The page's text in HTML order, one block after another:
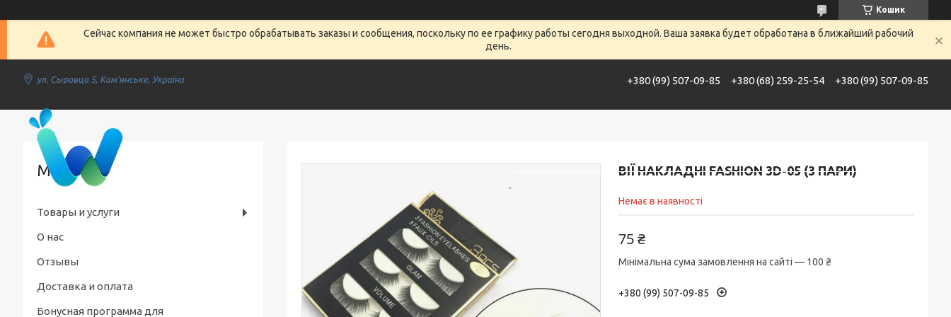
Кошик
Сейчас компания не может быстро обрабатывать заказы и сообщения, поскольку по ее графику работы сегодня выходной. Ваша заявка будет обработана в ближайший рабочий
день.
ул. Сыровца 5, Кам'янське, Україна +380 (99) 507-09-85 +380 (68) 259-25-54 +380 (99) 507-09-85
ВІЇ НАКЛАДНІ FASHION 3D-05 (3 ПАРИ)
Немає в наявності
75 ₴
Мінімальна сума замовлення на сайті — 100 ₴
+380 (99) 507-09-85
Товары и услуги
О нас
Отзывы
Доставка и оплата
Бонусная программа для